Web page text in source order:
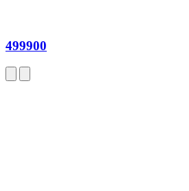
499900